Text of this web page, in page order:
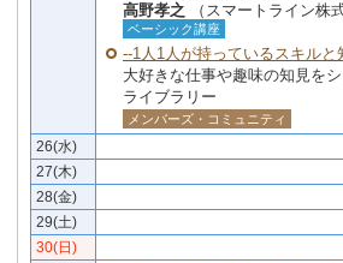
高野孝之 （スマートライン株
ベーシック講座
--1人1人が持っているスキル
大好きな仕事や趣味の知見を
ライブラリー
メンバーズ・コミュニティ
26(水)
27(木)
28(金)
29(土)
30(日)